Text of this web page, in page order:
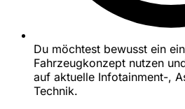
Du möchtest bewusst ein
Fahrzeugkonzept nutzen
auf aktuelle Infotainment-,
Technik.